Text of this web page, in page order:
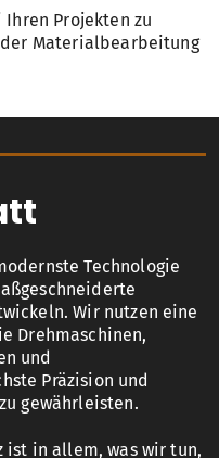
Projekten zu
Materialbearbeitung
Technologie
Wir nutzen eine
Drehmaschinen,
und
Präzision und
gewährleisten.
ist in allem, was wir tun,